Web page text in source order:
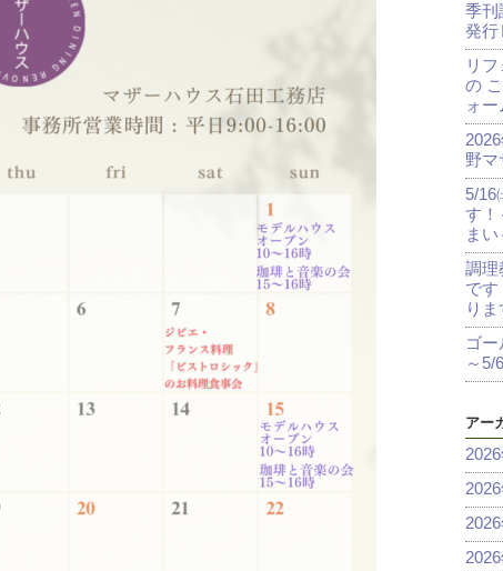
季刊
発行
リ
の
ォ
野マ
5/16
す！
まい
調理
です
りま
ゴ
～5/
アー